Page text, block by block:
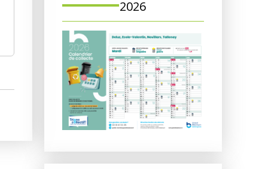
2026